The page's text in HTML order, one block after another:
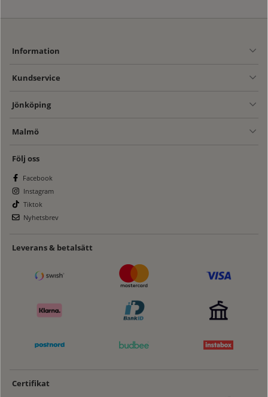
Information
Kundservice
Jönköping
Malmö
Följ oss
Facebook
Instagram
Tiktok
Nyhetsbrev
Leverans & betalsätt
Certifikat